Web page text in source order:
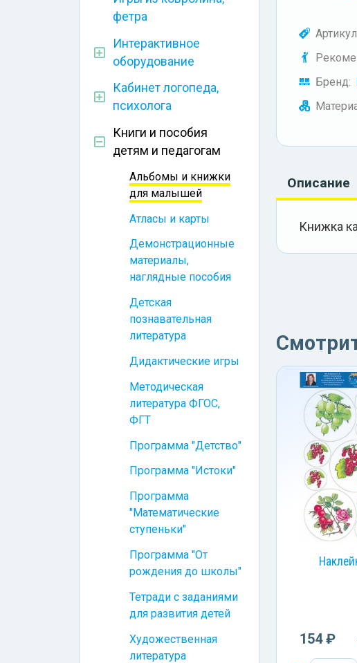
фетра
Интерактивное
оборудование
Кабинет логопеда,
психолога
Книги и пособия
детям и педагогам
Альбомы и книжки
для малышей
Атласы и карты
Демонстрационные
материалы,
наглядные пособия
Детская
познавательная
литература
Дидактические игры
Методическая
литература ФГОС,
ФГТ
Программа "Детство"
Программа "Истоки"
Программа
"Математические
ступеньки"
Программа "От
рождения до школы"
Тетради с заданиями
для развития детей
Художественная
литература
Бренд:
Описание
Книжка
154 ₽